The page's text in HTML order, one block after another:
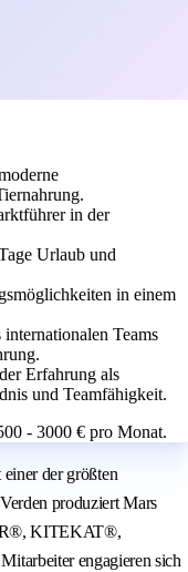
in der
Urlaub und
in einem
Teams
Erfahrung als
und Teamfähigkeit.
- 3000 € pro Monat.
der größten
produziert Mars
KITEKAT®,
engagieren sich